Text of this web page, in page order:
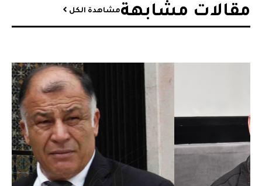
مقالات مشابهة​مشاهدة الكل